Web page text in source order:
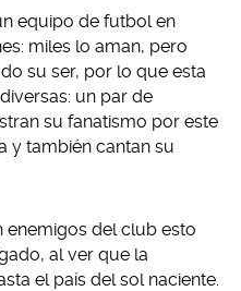
equipo de futbol en
miles lo aman, pero
su ser, por lo que esta
un par de
su fanatismo por este
y también cantan su
enemigos del club esto
al ver que la
el país del sol naciente.